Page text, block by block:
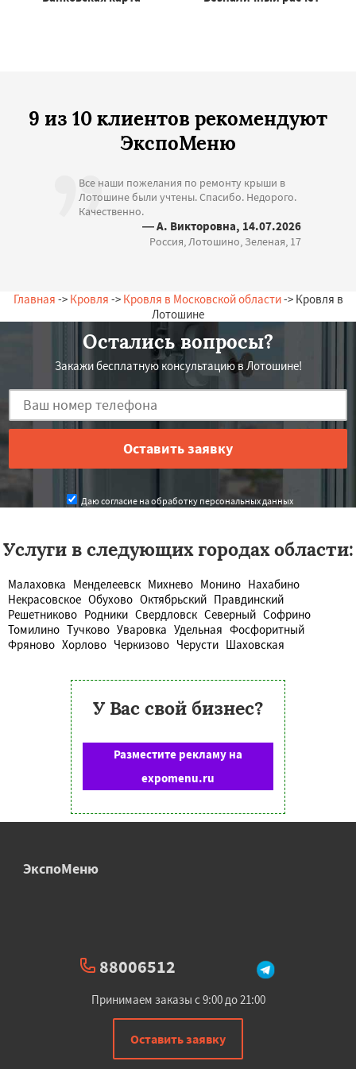
9 из 10 клиентов рекомендуют
ЭкспоМеню
Все наши пожелания по ремонту крыши в
Лотошине были учтены. Спасибо. Недорого.
Качественно.
— А. Викторовна, 14.07.2026
Россия, Лотошино, Зеленая, 17
Главная -> Кровля -> Кровля в Московской области-> Кровля в
Лотошине
Остались вопросы?
Закажи бесплатную консультацию в Лотошине!
Даю согласие на обработку персональных данных
Услуги в следующих городах области:
Малаховка Менделеевск Михнево Монино Нахабино
Некрасовское Обухово Октябрьский Правдинский
Решетниково Родники Свердловск Северный Софрино
Томилино Тучково Уваровка Удельная Фосфоритный
Фряново Хорлово Черкизово Черусти Шаховская
У Вас свой бизнес?
Разместите рекламу на
expomenu.ru
ЭкспоМеню
88006512
Принимаем заказы с 9:00 до 21:00
Оставить заявку